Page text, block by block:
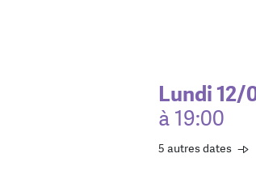
Lundi 12/
à 19:00
5 autres dates